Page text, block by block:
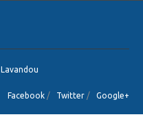
Facebook / Twitter / Google+